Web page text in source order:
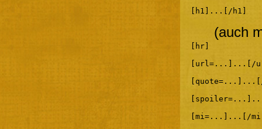
[h1]...[/h1]
(auch
[hr]
[url=...]...[/
[mi=...]...[/